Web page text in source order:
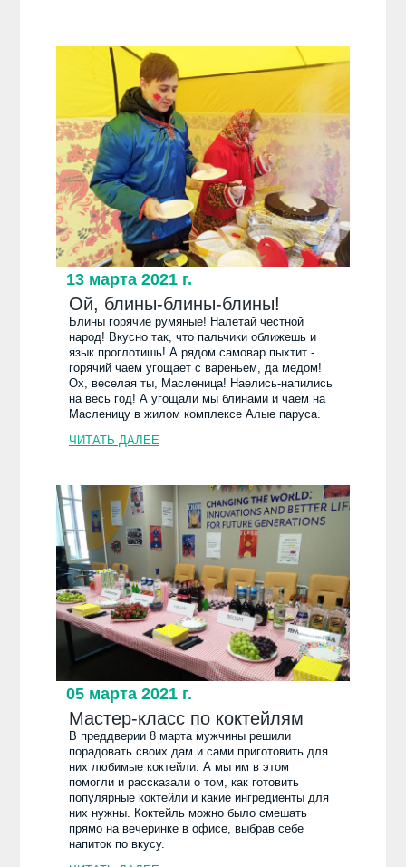
13 марта 2021 г.
Ой, блины-блины-блины!
Блины горячие румяные! Налетай честной
народ! Вкусно так, что пальчики оближешь и
язык проглотишь! А рядом самовар пыхтит -
горячий чаем угощает с вареньем, да медом!
Ох, веселая ты, Масленица! Наелись-напились
на весь год! А угощали мы блинами и чаем на
Масленицу в жилом комплексе Алые паруса.
ЧИТАТЬ ДАЛЕЕ
05 марта 2021 г.
Мастер-класс по коктейлям
В преддверии 8 марта мужчины решили
порадовать своих дам и сами приготовить для
них любимые коктейли. А мы им в этом
помогли и рассказали о том, как готовить
популярные коктейли и какие ингредиенты для
них нужны. Коктейль можно было смешать
прямо на вечеринке в офисе, выбрав себе
напиток по вкусу.